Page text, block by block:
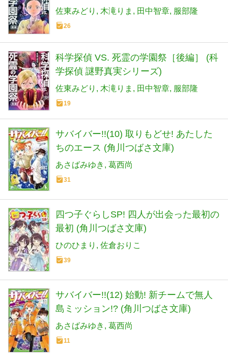
佐東みどり 木滝りま 田中智章 服部隆
26
科学探偵 VS. 死霊の学園祭［後編］ (科
学探偵 謎野真実シリーズ)
佐東みどり 木滝りま 田中智章 服部隆
19
サバイバー!!(10) 取りもどせ! あたした
ちのエース (角川つばさ文庫)
あさばみゆき 葛西尚
31
四つ子ぐらしSP! 四人が出会った最初の
最初 (角川つばさ文庫)
ひのひまり 佐倉おりこ
39
サバイバー!!(12) 始動! 新チームで無人
島ミッション!? (角川つばさ文庫)
あさばみゆき 葛西尚
11